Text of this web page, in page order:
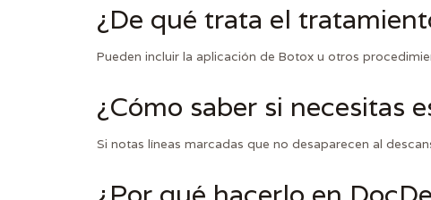
¿De qué trata el
Pueden incluir la aplicación de Botox u otros
¿Cómo saber si necesitas
Si notas líneas marcadas que no desaparecen al